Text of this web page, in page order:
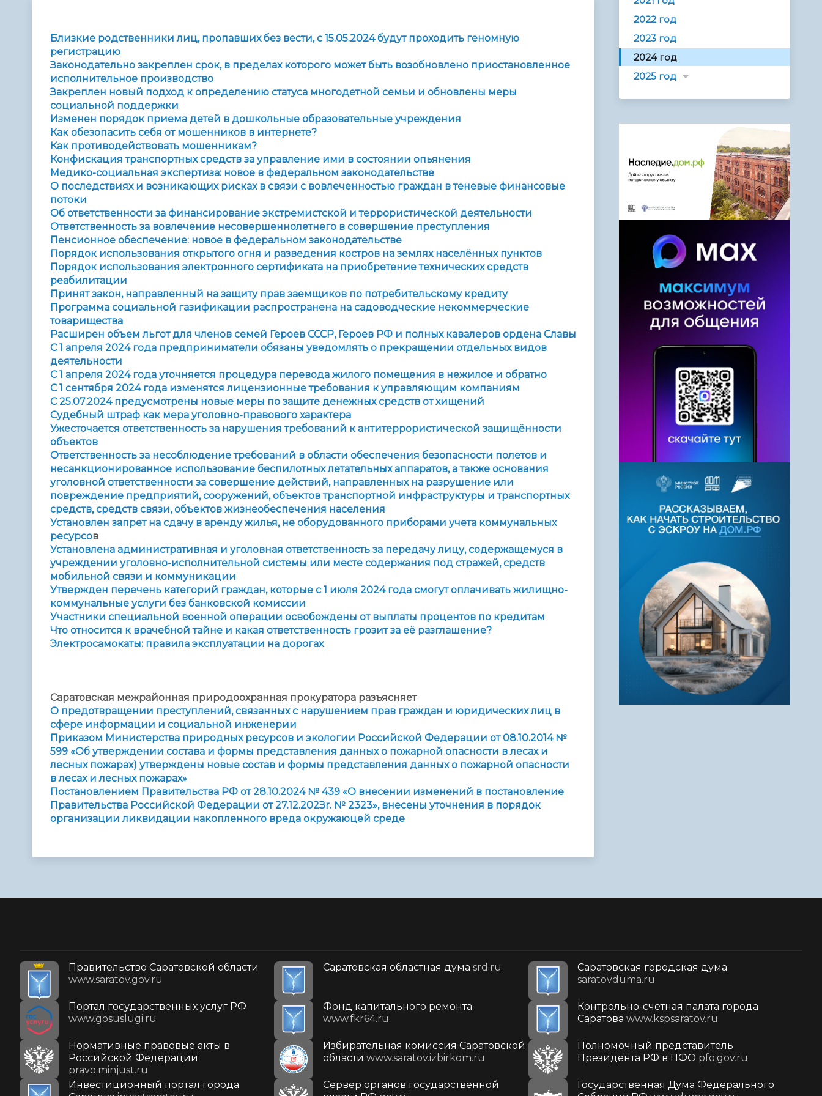
Близкие родственники лиц, пропавших без вести, с 15.05.2024 будут проходить геномную
регистрацию
Законодательно закреплен срок, в пределах которого может быть возобновлено приостановленное
исполнительное производство
Закреплен новый подход к определению статуса многодетной семьи и обновлены меры
социальной поддержки
Изменен порядок приема детей в дошкольные образовательные учреждения
Как обезопасить себя от мошенников в интернете?
Как противодействовать мошенникам?
Конфискация транспортных средств за управление ими в состоянии опьянения
Медико-социальная экспертиза: новое в федеральном законодательстве
О последствиях и возникающих рисках в связи с вовлеченностью граждан в теневые финансовые
потоки
Об ответственности за финансирование экстремистской и террористической деятельности
Ответственность за вовлечение несовершеннолетнего в совершение преступления
Пенсионное обеспечение: новое в федеральном законодательстве
Порядок использования открытого огня и разведения костров на землях населённых пунктов
Порядок использования электронного сертификата на приобретение технических средств
реабилитации
Принят закон, направленный на защиту прав заемщиков по потребительскому кредиту
Программа социальной газификации распространена на садоводческие некоммерческие
товарищества
Расширен объем льгот для членов семей Героев СССР, Героев РФ и полных кавалеров ордена Славы
С 1 апреля 2024 года предприниматели обязаны уведомлять о прекращении отдельных видов
деятельности
С 1 апреля 2024 года уточняется процедура перевода жилого помещения в нежилое и обратно
С 1 сентября 2024 года изменятся лицензионные требования к управляющим компаниям
С 25.07.2024 предусмотрены новые меры по защите денежных средств от хищений
Судебный штраф как мера уголовно-правового характера
Ужесточается ответственность за нарушения требований к антитеррористической защищённости
объектов
Ответственность за несоблюдение требований в области обеспечения безопасности полетов и
несанкционированное использование беспилотных летательных аппаратов, а также основания
уголовной ответственности за совершение действий, направленных на разрушение или
повреждение предприятий, сооружений, объектов транспортной инфраструктуры и транспортных
средств, средств связи, объектов жизнеобеспечения населения
Установлен запрет на сдачу в аренду жилья, не оборудованного приборами учета коммунальных
ресурсов
Установлена административная и уголовная ответственность за передачу лицу, содержащемуся в
учреждении уголовно-исполнительной системы или месте содержания под стражей, средств
мобильной связи и коммуникации
Утвержден перечень категорий граждан, которые с 1 июля 2024 года смогут оплачивать жилищно-
коммунальные услуги без банковской комиссии
Участники специальной военной операции освобождены от выплаты процентов по кредитам
Что относится к врачебной тайне и какая ответственность грозит за её разглашение?
Электросамокаты: правила эксплуатации на дорогах
Саратовская межрайонная природоохранная прокуратора разъясняет
О предотвращении преступлений, связанных с нарушением прав граждан и юридических лиц в
сфере информации и социальной инженерии
Приказом Министерства природных ресурсов и экологии Российской Федерации от 08.10.2014 №
599 «Об утверждении состава и формы представления данных о пожарной опасности в лесах и
лесных пожарах) утверждены новые состав и формы представления данных о пожарной опасности
в лесах и лесных пожарах»
Постановлением Правительства РФ от 28.10.2024 № 439 «О внесении изменений в постановление
Правительства Российской Федерации от 27.12.202Зr. № 2323», внесены уточнения в порядок
организации ликвидации накопленного вреда окружаюцей среде
2022 год
2023 год
2024 год
2025 год
Правительство Саратовской области
www.saratov.gov.ru
Саратовская областная дума srd.ru
Саратовская городская дума
saratovduma.ru
Портал государственных услуг РФ
www.gosuslugi.ru
Фонд капитального ремонта
www.fkr64.ru
Контрольно-счетная палата города
Саратова www.kspsaratov.ru
Нормативные правовые акты в
Российской Федерации
pravo.minjust.ru
Избирательная комиссия Саратовской
области www.saratov.izbirkom.ru
Полномочный представитель
Президента РФ в ПФО pfo.gov.ru
Инвестиционный портал города
Сервер органов государственной
Государственная Дума Федерального